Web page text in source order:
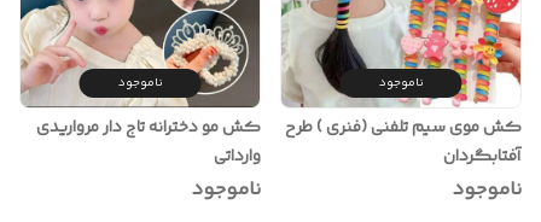
ناموجود
کش موی سیم تلفنی (فنری ) طرح
آفتابگردان
ناموجود
ناموجود
کش مو دخترانه تاج دار مرواریدی
وارداتی
ناموجود